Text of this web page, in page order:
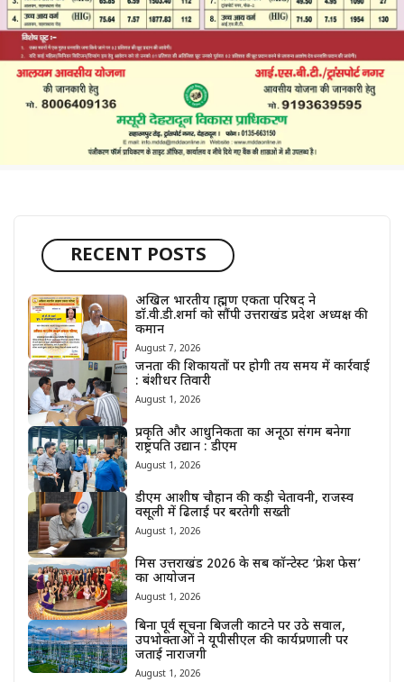
RECENT POSTS
अखिल भारतीय ब्राह्मण एकता परिषद ने
डॉ.वी.डी.शर्मा को सौंपी उत्तराखंड प्रदेश अध्यक्ष की
कमान
August 7, 2026
जनता की शिकायतों पर होगी तय समय में कार्रवाई
: बंशीधर तिवारी
August 1, 2026
प्रकृति और आधुनिकता का अनूठा संगम बनेगा
राष्ट्रपति उद्यान : डीएम
August 1, 2026
डीएम आशीष चौहान की कड़ी चेतावनी, राजस्व
वसूली में ढिलाई पर बरतेगी सख्ती
August 1, 2026
मिस उत्तराखंड 2026 के सब कॉन्टेस्ट ‘फ्रेश फेस’
का आयोजन
August 1, 2026
बिना पूर्व सूचना बिजली काटने पर उठे सवाल,
उपभोक्ताओं ने यूपीसीएल की कार्यप्रणाली पर
जताई नाराजगी
August 1, 2026